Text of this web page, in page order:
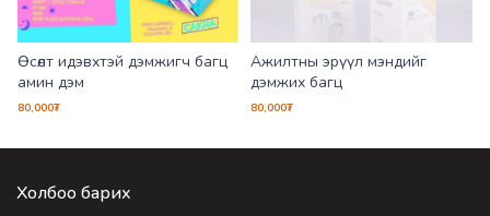
Өсөлт идэвхтэй дэмжигч багц
амин дэм
80,000₮
Ажилтны эрүүл мэндийг
дэмжих багц
80,000₮
Холбоо барих